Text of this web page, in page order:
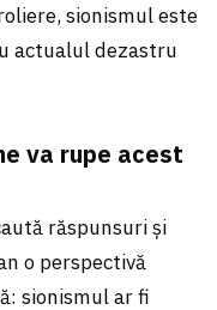
sionismul este
actualul dezastru
va rupe acest
răspunsuri și
o perspectivă
sionismul ar fi